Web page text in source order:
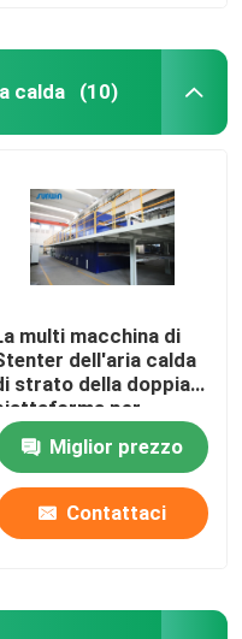
calda (10)
multi macchina di
dell'aria calda
strato della doppia
per
i tessuti
Miglior prezzo
Contattaci